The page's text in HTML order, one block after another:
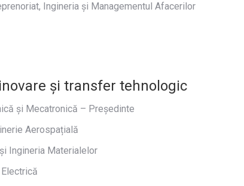
Ingineria și Managementul Afacerilor
și transfer tehnologic
și Mecatronică – Președinte
Aerospațială
Ingineria Materialelor